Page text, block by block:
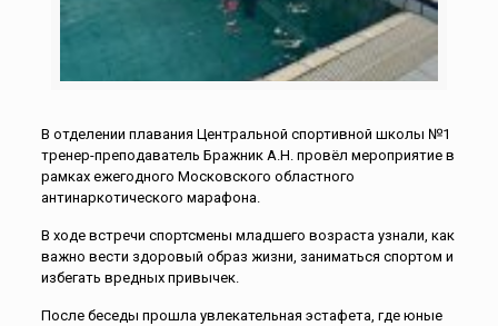
В отделении плавания Центральной спортивной школы №1
тренер-преподаватель Бражник А.Н. провёл мероприятие в
рамках ежегодного Московского областного
антинаркотического марафона.
В ходе встречи спортсмены младшего возраста узнали, как
важно вести здоровый образ жизни, заниматься спортом и
избегать вредных привычек.
После беседы прошла увлекательная эстафета, где юные